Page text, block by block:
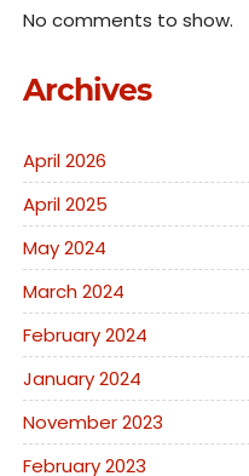
No comments to show.
Archives
April 2026
April 2025
May 2024
March 2024
February 2024
January 2024
November 2023
February 2023